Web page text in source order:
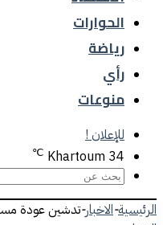
الحوارات
رياضة
رأي
منوعات
للإعلان !
Khartoum 34
℃
الرئيسية-الاخبار-تدشين عودة